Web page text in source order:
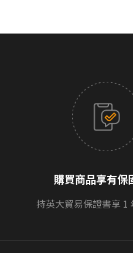
購買商品享有保
持英大貿易保證書享 1